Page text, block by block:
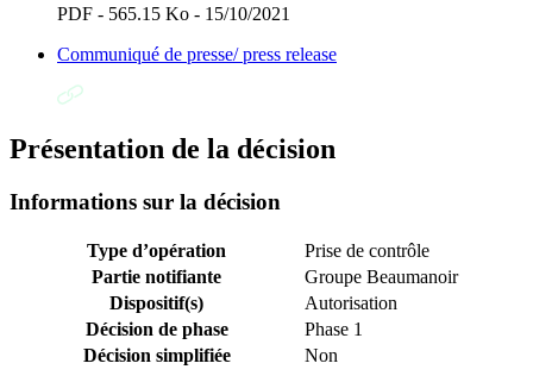
PDF - 565.15 Ko - 15/10/2021
Communiqué de presse/ press release
Présentation de la décision
Informations sur la décision
Type d’opération
Prise de contrôle
Partie notifiante
Groupe Beaumanoir
Dispositif(s)
Autorisation
Décision de phase
Phase 1
Décision simplifiée
Non